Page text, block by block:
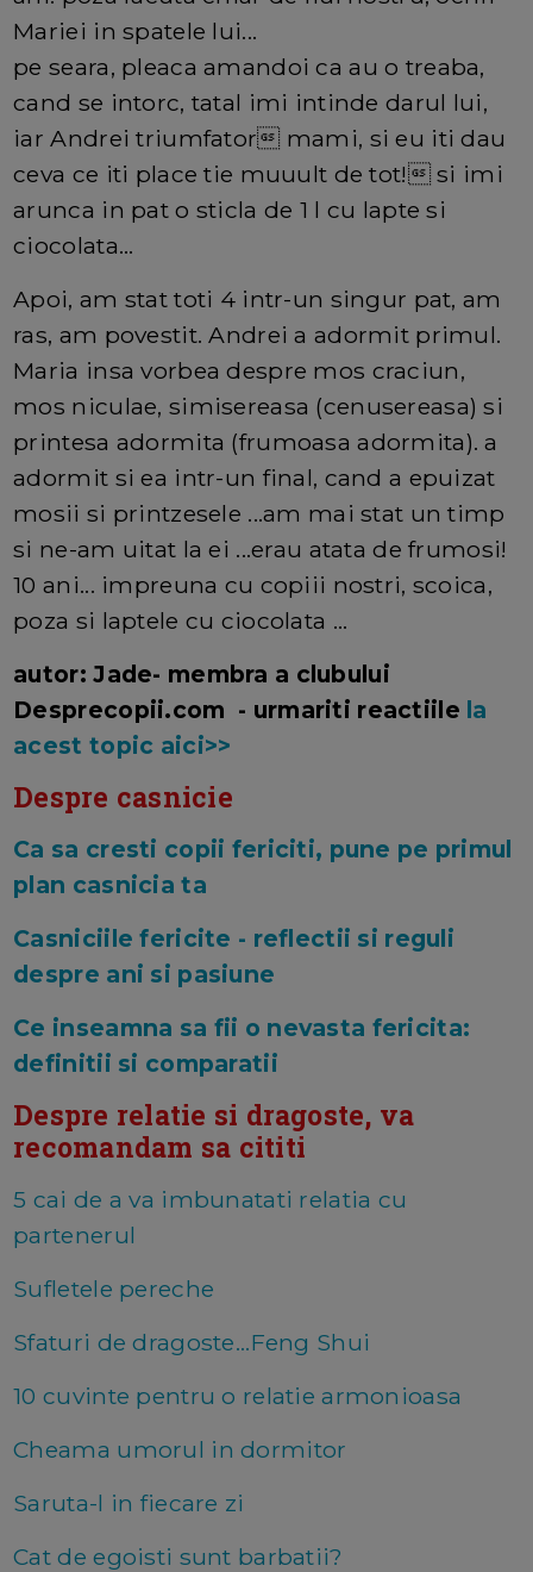
Mariei in spatele lui...
pe seara, pleaca amandoi ca au o treaba,
cand se intorc, tatal imi intinde darul lui,
iar Andrei triumfator mami, si eu iti dau
ceva ce iti place tie muuult de tot! si imi
arunca in pat o sticla de 1 l cu lapte si
ciocolata...
Apoi, am stat toti 4 intr-un singur pat, am
ras, am povestit. Andrei a adormit primul.
Maria insa vorbea despre mos craciun,
mos niculae, simisereasa (cenusereasa) si
printesa adormita (frumoasa adormita). a
adormit si ea intr-un final, cand a epuizat
mosii si printzesele ...am mai stat un timp
si ne-am uitat la ei ...erau atata de frumosi!
10 ani... impreuna cu copiii nostri, scoica,
poza si laptele cu ciocolata ...
autor: Jade- membra a clubului
Desprecopii.com - urmariti reactiile la
acest topic aici>>
Despre casnicie
Ca sa cresti copii fericiti, pune pe primul
plan casnicia ta
Casniciile fericite - reflectii si reguli
despre ani si pasiune
Ce inseamna sa fii o nevasta fericita:
definitii si comparatii
Despre relatie si dragoste, va
recomandam sa cititi
5 cai de a va imbunatati relatia cu
partenerul
Sufletele pereche
Sfaturi de dragoste...Feng Shui
10 cuvinte pentru o relatie armonioasa
Cheama umorul in dormitor
Saruta-l in fiecare zi
Cat de egoisti sunt barbatii?